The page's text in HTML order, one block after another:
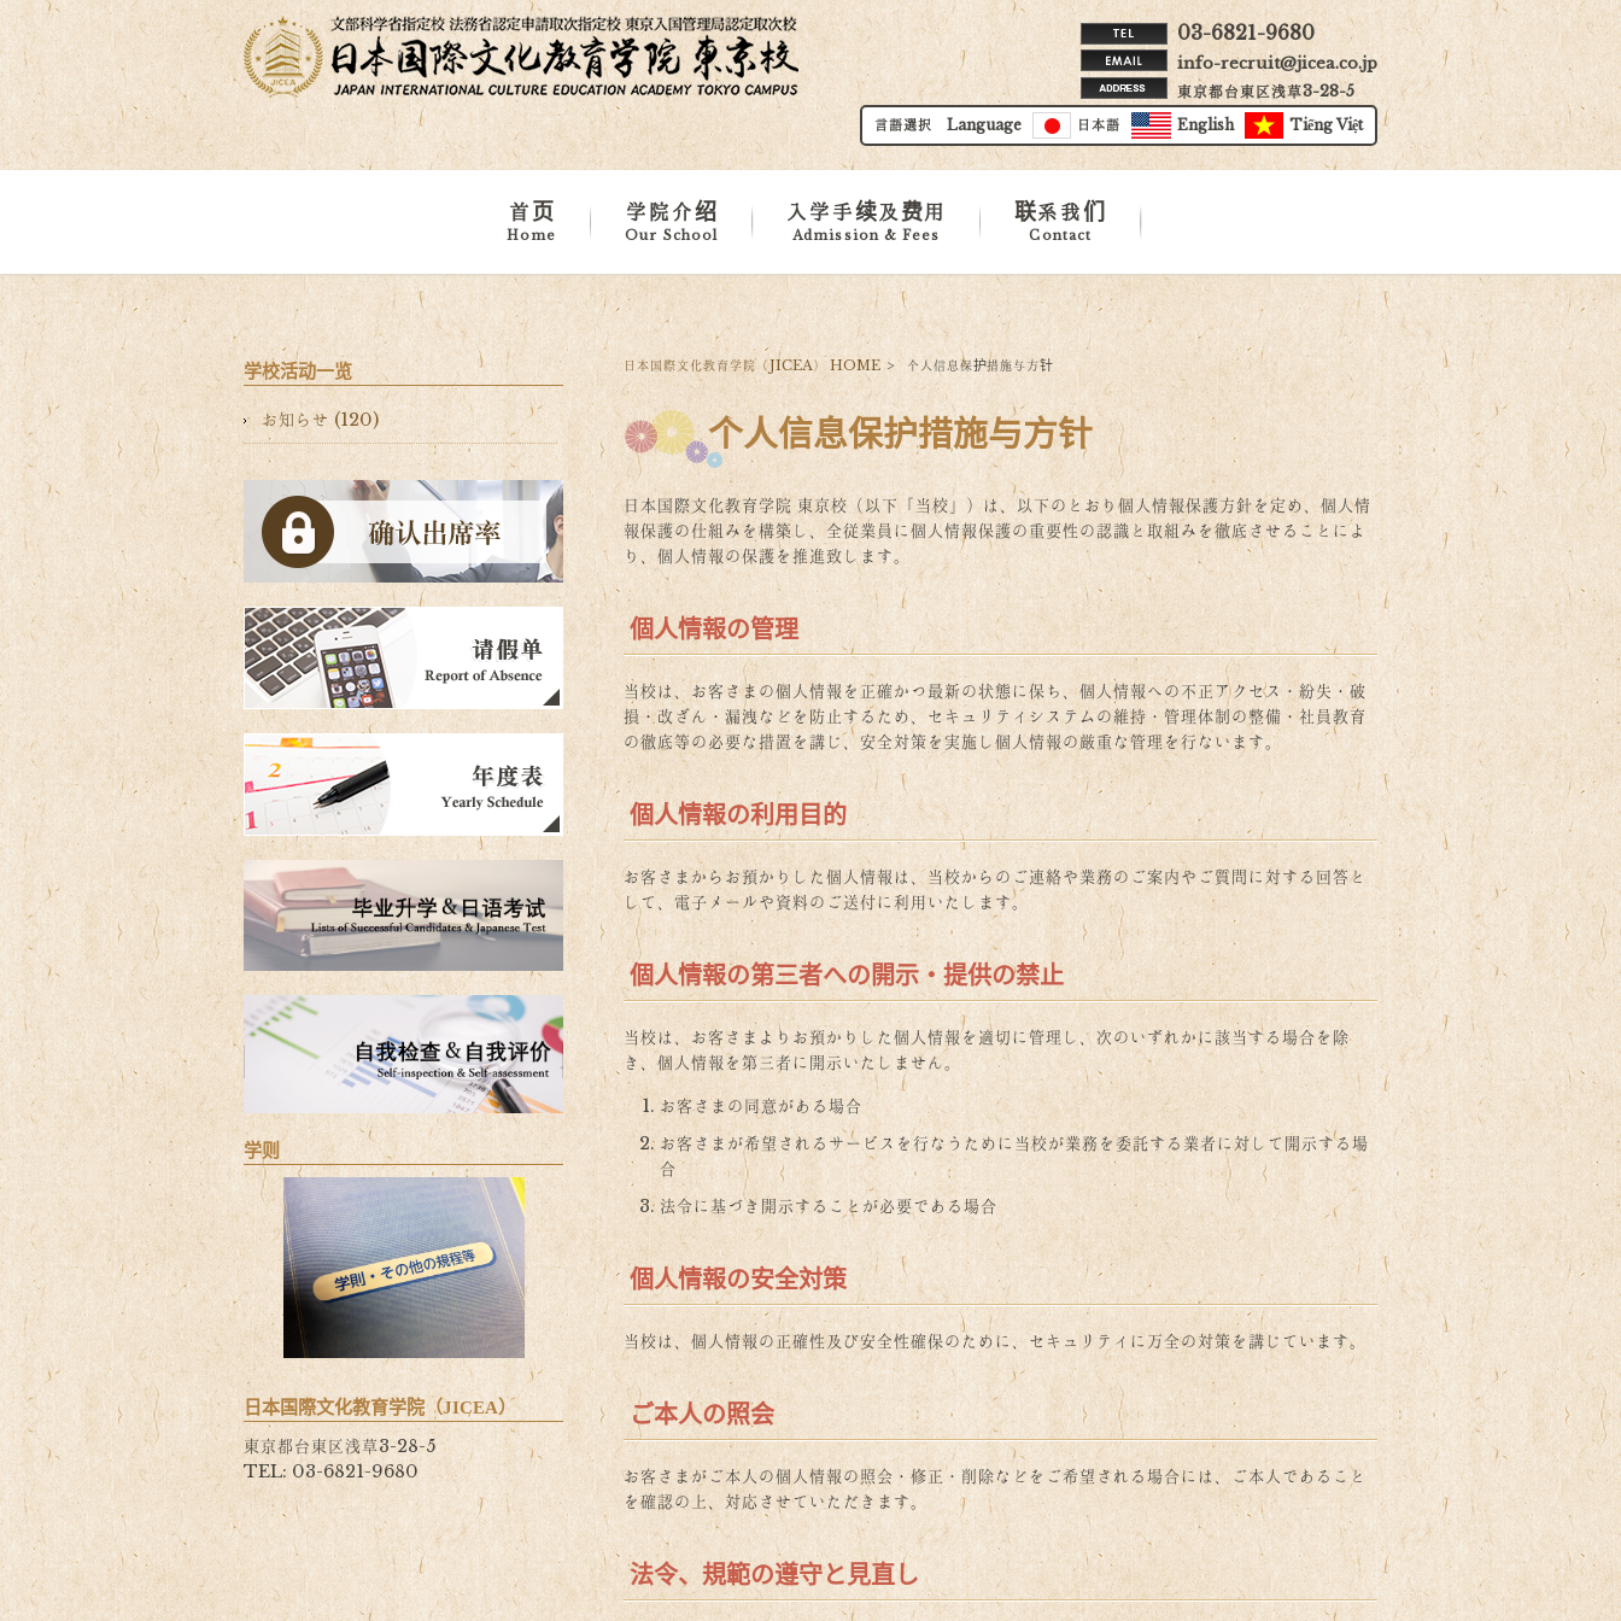
03-6821-9680
info-recruit@jicea.co.jp
東京都台東区浅草3-28-5
言語選択 Language 日本語 English Tiếng Việt
首页
Home
学院介绍
Our School
学院概要
学校・设施介绍
浅草・地区介绍
海外事务所
入学手续及费用
Admission & Fees
课程
留学申请标准
费用
下载
联系我们
Contact
日本国際文化教育学院（JICEA） HOME > 个人信息保护措施与方针
个人信息保护措施与方针
日本国際文化教育学院 東京校（以下「当校」）は、以下のとおり個人情報保護方針を定め、個人情
報保護の仕組みを構築し、全従業員に個人情報保護の重要性の認識と取組みを徹底させることによ
り、個人情報の保護を推進致します。
個人情報の管理
当校は、お客さまの個人情報を正確かつ最新の状態に保ち、個人情報への不正アクセス・紛失・破
損・改ざん・漏洩などを防止するため、セキュリティシステムの維持・管理体制の整備・社員教育
の徹底等の必要な措置を講じ、安全対策を実施し個人情報の厳重な管理を行ないます。
個人情報の利用目的
お客さまからお預かりした個人情報は、当校からのご連絡や業務のご案内やご質問に対する回答と
して、電子メールや資料のご送付に利用いたします。
個人情報の第三者への開示・提供の禁止
当校は、お客さまよりお預かりした個人情報を適切に管理し、次のいずれかに該当する場合を除
き、個人情報を第三者に開示いたしません。
お客さまの同意がある場合
お客さまが希望されるサービスを行なうために当校が業務を委託する業者に対して開示する場
合
法令に基づき開示することが必要である場合
個人情報の安全対策
当校は、個人情報の正確性及び安全性確保のために、セキュリティに万全の対策を講じています。
ご本人の照会
お客さまがご本人の個人情報の照会・修正・削除などをご希望される場合には、ご本人であること
を確認の上、対応させていただきます。
法令、規範の遵守と見直し
学校活动一览
お知らせ (120)
学则
日本国際文化教育学院（JICEA）
東京都台東区浅草3-28-5
TEL: 03-6821-9680